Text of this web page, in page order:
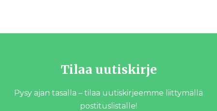
Tilaa uutiskirje
Pysy ajan tasalla – tilaa uutiskirjeemme liittymällä
postituslistalle!